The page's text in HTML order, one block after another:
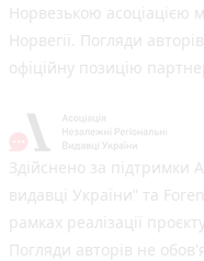
Норвезькою асоціацією
Норвегії. Погляди
офіційну позицію
Здійснено за підтримки
видавці України” та
рамках реалізації
Погляди авторів не